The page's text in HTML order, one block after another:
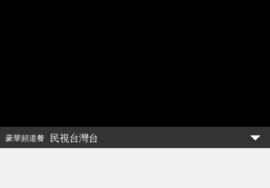
豪華頻道餐 民視台灣台